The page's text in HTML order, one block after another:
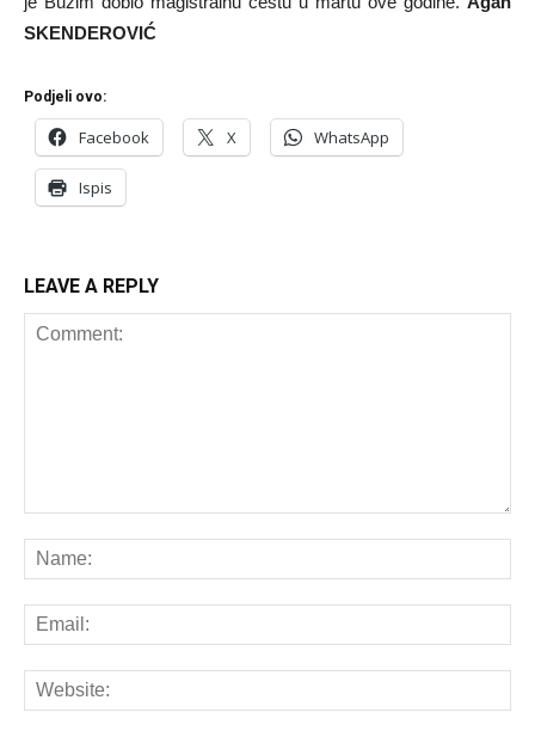
SKENDEROVIĆ
Podjeli ovo:
Facebook X WhatsApp
Ispis
LEAVE A REPLY